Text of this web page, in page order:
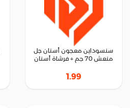
سنسوداين معجون أسنان جل
منعش 70 جم + فرشاة أسنان
1.99